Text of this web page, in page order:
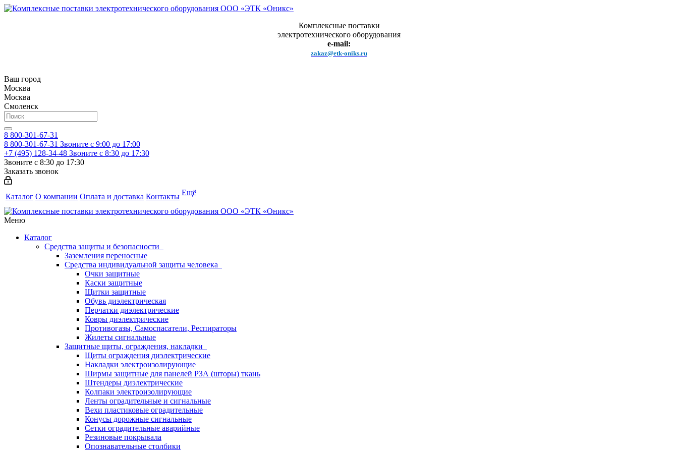
Комплексные поставки
электротехнического оборудования
e-mail:
zakaz@etk-oniks.ru
Ваш город
Москва
Москва
Смоленск
8 800-301-67-31
8 800-301-67-31 Звоните с 9:00 до 17:00
+7 (495) 128-34-48 Звоните с 8:30 до 17:30
Звоните с 8:30 до 17:30
Заказать звонок
Каталог О компании Оплата и доставка Контакты Ещё
Меню
Каталог
Средства защиты и безопасности
Заземления переносные
Средства индивидуальной защиты человека
Очки защитные
Каски защитные
Щитки защитные
Обувь диэлектрическая
Перчатки диэлектрические
Ковры диэлектрические
Противогазы, Самоспасатели, Респираторы
Жилеты сигнальные
Защитные щиты, ограждения, накладки
Щиты ограждения диэлектрические
Накладки электроизолирующие
Ширмы защитные для панелей РЗА (шторы) ткань
Штендеры диэлектрические
Колпаки электроизолирующие
Ленты оградительные и сигнальные
Вехи пластиковые оградительные
Конусы дорожные сигнальные
Сетки оградительные аварийные
Резиновые покрывала
Опознавательные столбики